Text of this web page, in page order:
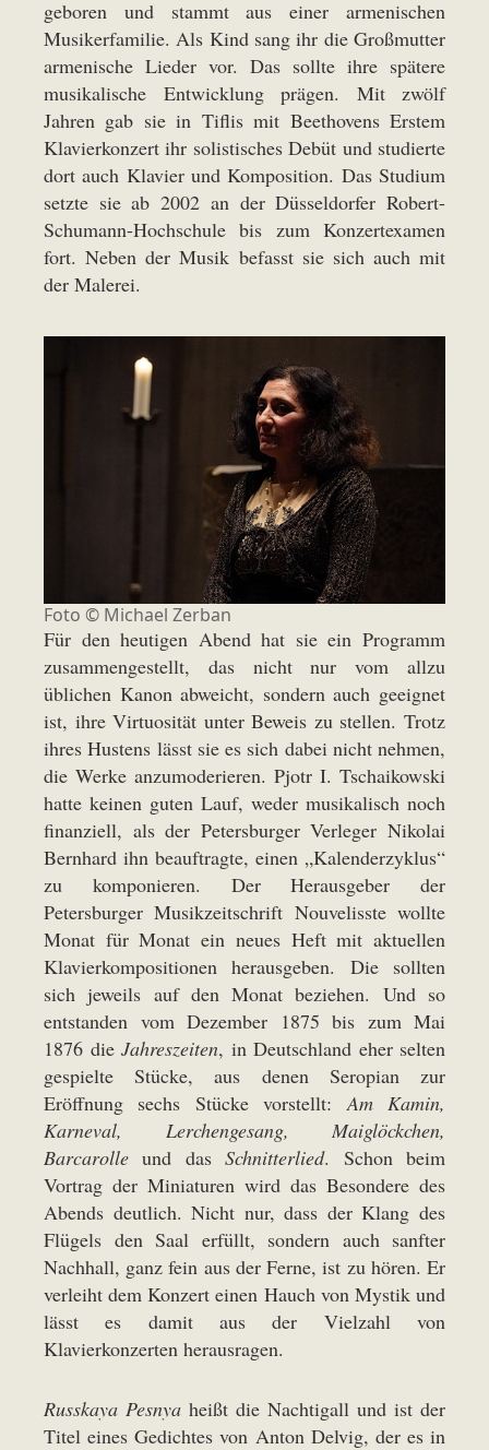
geboren und stammt aus einer armenischen
Musikerfamilie. Als Kind sang ihr die Großmutter
armenische Lieder vor. Das sollte ihre spätere
musikalische Entwicklung prägen. Mit zwölf
Jahren gab sie in Tiflis mit Beethovens Erstem
Klavierkonzert ihr solistisches Debüt und studierte
dort auch Klavier und Komposition. Das Studium
setzte sie ab 2002 an der Düsseldorfer Robert-
Schumann-Hochschule bis zum Konzertexamen
fort. Neben der Musik befasst sie sich auch mit
der Malerei.
Foto © Michael Zerban
Für den heutigen Abend hat sie ein Programm
zusammengestellt, das nicht nur vom allzu
üblichen Kanon abweicht, sondern auch geeignet
ist, ihre Virtuosität unter Beweis zu stellen. Trotz
ihres Hustens lässt sie es sich dabei nicht nehmen,
die Werke anzumoderieren. Pjotr I. Tschaikowski
hatte keinen guten Lauf, weder musikalisch noch
finanziell, als der Petersburger Verleger Nikolai
Bernhard ihn beauftragte, einen „Kalenderzyklus“
zu komponieren. Der Herausgeber der
Petersburger Musikzeitschrift Nouvelisste wollte
Monat für Monat ein neues Heft mit aktuellen
Klavierkompositionen herausgeben. Die sollten
sich jeweils auf den Monat beziehen. Und so
entstanden vom Dezember 1875 bis zum Mai
1876 die Jahreszeiten, in Deutschland eher selten
gespielte Stücke, aus denen Seropian zur
Eröffnung sechs Stücke vorstellt:Am Kamin,
Karneval, Lerchengesang, Maiglöckchen,
Barcarolle und dasSchnitterlied. Schon beim
Vortrag der Miniaturen wird das Besondere des
Abends deutlich. Nicht nur, dass der Klang des
Flügels den Saal erfüllt, sondern auch sanfter
Nachhall, ganz fein aus der Ferne, ist zu hören. Er
verleiht dem Konzert einen Hauch von Mystik und
lässt es damit aus der Vielzahl von
Klavierkonzerten herausragen.
Russkaya Pesnya heißt die Nachtigall und ist der
Titel eines Gedichtes von Anton Delvig, der es in